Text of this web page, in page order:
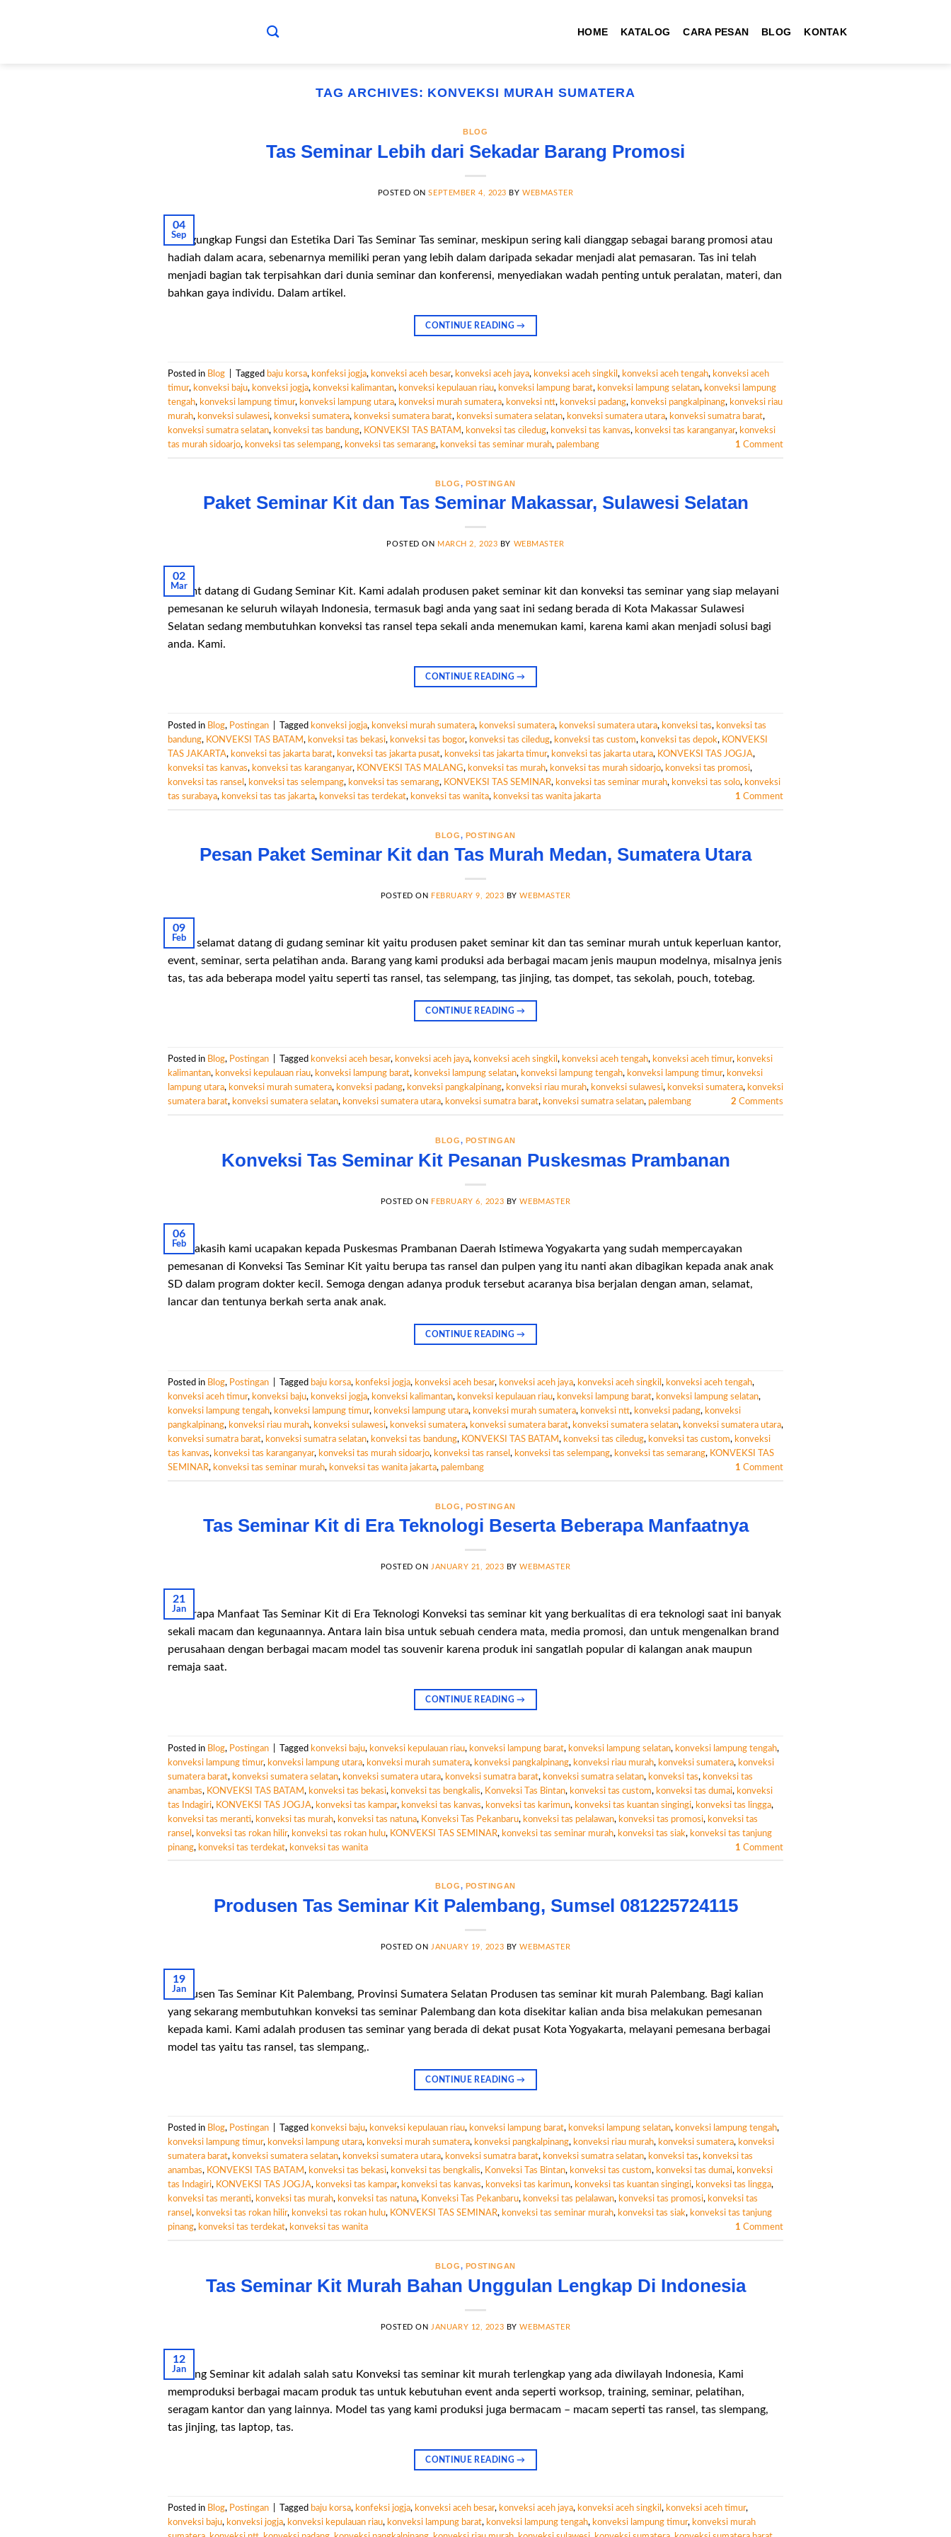
HOME KATALOG CARA PESAN BLOG KONTAK
TAG ARCHIVES: KONVEKSI MURAH SUMATERA
BLOG
Tas Seminar Lebih dari Sekadar Barang Promosi
POSTED ONSEPTEMBER 4, 2023 BYWEBMASTER
04
Sep
Mengungkap Fungsi dan Estetika Dari Tas Seminar Tas seminar, meskipun sering kali dianggap sebagai barang promosi atau
hadiah dalam acara, sebenarnya memiliki peran yang lebih dalam daripada sekadar menjadi alat pemasaran. Tas ini telah
menjadi bagian tak terpisahkan dari dunia seminar dan konferensi, menyediakan wadah penting untuk peralatan, materi, dan
bahkan gaya individu. Dalam artikel.
CONTINUE READING→
Posted in Blog Tagged baju korsa, konfeksi jogja, konveksi aceh besar, konveksi aceh jaya, konveksi aceh singkil , konveksi aceh tengah, konveksi aceh
timur, konveksi baju, konveksi jogja, konveksi kalimantan, konveksi kepulauan riau, konveksi lampung barat, konveksi lampung selatan, konveksi lampung
tengah, konveksi lampung timur, konveksi lampung utara, konveksi murah sumatera, konveksi ntt, konveksi padang, konveksi pangkalpinang, konveksi riau
murah, konveksi sulawesi, konveksi sumatera, konveksi sumatera barat, konveksi sumatera selatan, konveksi sumatera utara, konveksi sumatra barat,
konveksi sumatra selatan, konveksi tas bandung, KONVEKSI TAS BATAM, konveksi tas ciledug, konveksi tas kanvas, konveksi tas karanganyar, konveksi
tas murah sidoarjo, konveksi tas selempang, konveksi tas semarang, konveksi tas seminar murah, palembang 1 Comment
BLOG, POSTINGAN
Paket Seminar Kit dan Tas Seminar Makassar, Sulawesi Selatan
POSTED ON MARCH 2, 2023 BY WEBMASTER
02
Mar
Selamt datang di Gudang Seminar Kit. Kami adalah produsen paket seminar kit dan konveksi tas seminar yang siap melayani
pemesanan ke seluruh wilayah Indonesia, termasuk bagi anda yang saat ini sedang berada di Kota Makassar Sulawesi
Selatan sedang membutuhkan konveksi tas ransel tepa sekali anda menemukan kami, karena kami akan menjadi solusi bagi
anda. Kami.
CONTINUE READING→
Posted in Blog, Postingan Tagged konveksi jogja, konveksi murah sumatera, konveksi sumatera, konveksi sumatera utara, konveksi tas, konveksi tas
bandung, KONVEKSI TAS BATAM, konveksi tas bekasi, konveksi tas bogor, konveksi tas ciledug, konveksi tas custom, konveksi tas depok, KONVEKSI
TAS JAKARTA, konveksi tas jakarta barat, konveksi tas jakarta pusat, konveksi tas jakarta timur, konveksi tas jakarta utara, KONVEKSI TAS JOGJA,
konveksi tas kanvas, konveksi tas karanganyar, KONVEKSI TAS MALANG, konveksi tas murah, konveksi tas murah sidoarjo, konveksi tas promosi,
konveksi tas ransel , konveksi tas selempang, konveksi tas semarang, KONVEKSI TAS SEMINAR, konveksi tas seminar murah, konveksi tas solo, konveksi
tas surabaya, konveksi tas tas jakarta, konveksi tas terdekat, konveksi tas wanita, konveksi tas wanita jakarta 1 Comment
BLOG, POSTINGAN
Pesan Paket Seminar Kit dan Tas Murah Medan, Sumatera Utara
POSTED ON FEBRUARY 9, 2023 BYWEBMASTER
09
Feb
Hallo selamat datang di gudang seminar kit yaitu produsen paket seminar kit dan tas seminar murah untuk keperluan kantor,
event, seminar, serta pelatihan anda. Barang yang kami produksi ada berbagai macam jenis maupun modelnya, misalnya jenis
tas, tas ada beberapa model yaitu seperti tas ransel, tas selempang, tas jinjing, tas dompet, tas sekolah, pouch, totebag.
CONTINUE READING→
Posted in Blog, Postingan Tagged konveksi aceh besar, konveksi aceh jaya, konveksi aceh singkil , konveksi aceh tengah, konveksi aceh timur, konveksi
kalimantan, konveksi kepulauan riau, konveksi lampung barat, konveksi lampung selatan, konveksi lampung tengah, konveksi lampung timur, konveksi
lampung utara, konveksi murah sumatera, konveksi padang, konveksi pangkalpinang, konveksi riau murah, konveksi sulawesi, konveksi sumatera, konveksi
sumatera barat, konveksi sumatera selatan, konveksi sumatera utara, konveksi sumatra barat, konveksi sumatra selatan, palembang 2 Comments
BLOG, POSTINGAN
Konveksi Tas Seminar Kit Pesanan Puskesmas Prambanan
POSTED ON FEBRUARY 6, 2023 BYWEBMASTER
06
Feb
Terimakasih kami ucapakan kepada Puskesmas Prambanan Daerah Istimewa Yogyakarta yang sudah mempercayakan
pemesanan di Konveksi Tas Seminar Kit yaitu berupa tas ransel dan pulpen yang itu nanti akan dibagikan kepada anak anak
SD dalam program dokter kecil. Semoga dengan adanya produk tersebut acaranya bisa berjalan dengan aman, selamat,
lancar dan tentunya berkah serta anak anak.
CONTINUE READING→
Posted in Blog, Postingan Tagged baju korsa, konfeksi jogja, konveksi aceh besar, konveksi aceh jaya, konveksi aceh singkil , konveksi aceh tengah,
konveksi aceh timur, konveksi baju, konveksi jogja, konveksi kalimantan, konveksi kepulauan riau, konveksi lampung barat, konveksi lampung selatan,
konveksi lampung tengah, konveksi lampung timur, konveksi lampung utara, konveksi murah sumatera, konveksi ntt, konveksi padang, konveksi
pangkalpinang, konveksi riau murah, konveksi sulawesi, konveksi sumatera, konveksi sumatera barat, konveksi sumatera selatan, konveksi sumatera utara,
konveksi sumatra barat, konveksi sumatra selatan, konveksi tas bandung, KONVEKSI TAS BATAM, konveksi tas ciledug, konveksi tas custom, konveksi
tas kanvas, konveksi tas karanganyar, konveksi tas murah sidoarjo, konveksi tas ransel , konveksi tas selempang, konveksi tas semarang, KONVEKSI TAS
SEMINAR, konveksi tas seminar murah, konveksi tas wanita jakarta, palembang 1 Comment
BLOG, POSTINGAN
Tas Seminar Kit di Era Teknologi Beserta Beberapa Manfaatnya
POSTED ONJANUARY 21, 2023 BYWEBMASTER
21
Jan
Beberapa Manfaat Tas Seminar Kit di Era Teknologi Konveksi tas seminar kit yang berkualitas di era teknologi saat ini banyak
sekali macam dan kegunaannya. Antara lain bisa untuk sebuah cendera mata, media promosi, dan untuk mengenalkan brand
perusahaan dengan berbagai macam model tas souvenir karena produk ini sangatlah popular di kalangan anak maupun
remaja saat.
CONTINUE READING→
Posted in Blog, Postingan Tagged konveksi baju, konveksi kepulauan riau, konveksi lampung barat, konveksi lampung selatan, konveksi lampung tengah,
konveksi lampung timur, konveksi lampung utara, konveksi murah sumatera, konveksi pangkalpinang, konveksi riau murah, konveksi sumatera, konveksi
sumatera barat, konveksi sumatera selatan, konveksi sumatera utara, konveksi sumatra barat, konveksi sumatra selatan, konveksi tas, konveksi tas
anambas, KONVEKSI TAS BATAM, konveksi tas bekasi, konveksi tas bengkalis, Konveksi Tas Bintan, konveksi tas custom, konveksi tas dumai, konveksi
tas Indagiri, KONVEKSI TAS JOGJA, konveksi tas kampar, konveksi tas kanvas, konveksi tas karimun, konveksi tas kuantan singingi, konveksi tas lingga,
konveksi tas meranti, konveksi tas murah, konveksi tas natuna, Konveksi Tas Pekanbaru, konveksi tas pelalawan, konveksi tas promosi, konveksi tas
ransel , konveksi tas rokan hilir, konveksi tas rokan hulu, KONVEKSI TAS SEMINAR, konveksi tas seminar murah, konveksi tas siak, konveksi tas tanjung
pinang, konveksi tas terdekat, konveksi tas wanita 1 Comment
BLOG, POSTINGAN
Produsen Tas Seminar Kit Palembang, Sumsel 081225724115
POSTED ON JANUARY 19, 2023 BYWEBMASTER
19
Jan
Produsen Tas Seminar Kit Palembang, Provinsi Sumatera Selatan Produsen tas seminar kit murah Palembang. Bagi kalian
yang sekarang membutuhkan konveksi tas seminar Palembang dan kota disekitar kalian anda bisa melakukan pemesanan
kepada kami. Kami adalah produsen tas seminar yang berada di dekat pusat Kota Yogyakarta, melayani pemesana berbagai
model tas yaitu tas ransel, tas slempang,.
CONTINUE READING→
Posted in Blog, Postingan Tagged konveksi baju, konveksi kepulauan riau, konveksi lampung barat, konveksi lampung selatan, konveksi lampung tengah,
konveksi lampung timur, konveksi lampung utara, konveksi murah sumatera, konveksi pangkalpinang, konveksi riau murah, konveksi sumatera, konveksi
sumatera barat, konveksi sumatera selatan, konveksi sumatera utara, konveksi sumatra barat, konveksi sumatra selatan, konveksi tas, konveksi tas
anambas, KONVEKSI TAS BATAM, konveksi tas bekasi, konveksi tas bengkalis, Konveksi Tas Bintan, konveksi tas custom, konveksi tas dumai, konveksi
tas Indagiri, KONVEKSI TAS JOGJA, konveksi tas kampar, konveksi tas kanvas, konveksi tas karimun, konveksi tas kuantan singingi, konveksi tas lingga,
konveksi tas meranti, konveksi tas murah, konveksi tas natuna, Konveksi Tas Pekanbaru, konveksi tas pelalawan, konveksi tas promosi, konveksi tas
ransel , konveksi tas rokan hilir, konveksi tas rokan hulu, KONVEKSI TAS SEMINAR, konveksi tas seminar murah, konveksi tas siak, konveksi tas tanjung
pinang, konveksi tas terdekat, konveksi tas wanita 1 Comment
BLOG, POSTINGAN
Tas Seminar Kit Murah Bahan Unggulan Lengkap Di Indonesia
POSTED ON JANUARY 12, 2023 BYWEBMASTER
12
Jan
Gudang Seminar kit adalah salah satu Konveksi tas seminar kit murah terlengkap yang ada diwilayah Indonesia, Kami
memproduksi berbagai macam produk tas untuk kebutuhan event anda seperti worksop, training, seminar, pelatihan,
seragam kantor dan yang lainnya. Model tas yang kami produksi juga bermacam – macam seperti tas ransel, tas slempang,
tas jinjing, tas laptop, tas.
CONTINUE READING→
Posted in Blog, Postingan Tagged baju korsa, konfeksi jogja, konveksi aceh besar, konveksi aceh jaya, konveksi aceh singkil , konveksi aceh timur,
konveksi baju, konveksi jogja, konveksi kepulauan riau, konveksi lampung barat, konveksi lampung tengah, konveksi lampung timur, konveksi murah